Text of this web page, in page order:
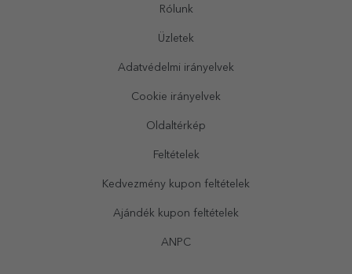
Rólunk
Üzletek
Adatvédelmi irányelvek
Cookie irányelvek
Oldaltérkép
Feltételek
Kedvezmény kupon feltételek
Ajándék kupon feltételek
ANPC